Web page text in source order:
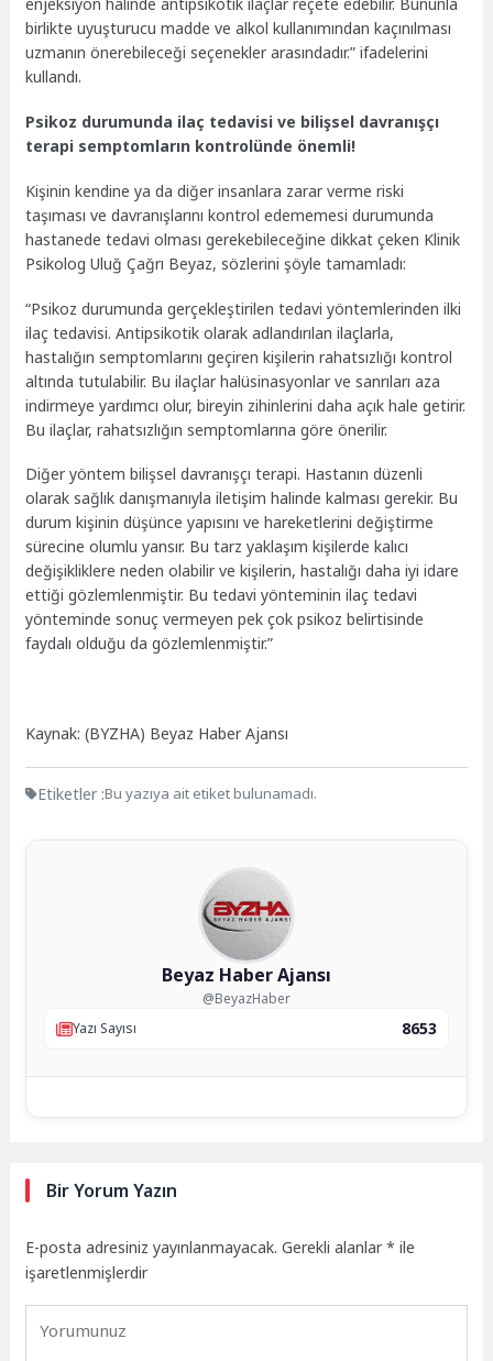
enjeksiyon halinde antipsikotik ilaçlar reçete edebilir. Bununla
birlikte uyuşturucu madde ve alkol kullanımından kaçınılması
uzmanın önerebileceği seçenekler arasındadır.” ifadelerini
kullandı.
Psikoz durumunda ilaç tedavisi ve bilişsel davranışçı
terapi semptomların kontrolünde önemli!
Kişinin kendine ya da diğer insanlara zarar verme riski
taşıması ve davranışlarını kontrol edememesi durumunda
hastanede tedavi olması gerekebileceğine dikkat çeken Klinik
Psikolog Uluğ Çağrı Beyaz, sözlerini şöyle tamamladı:
“Psikoz durumunda gerçekleştirilen tedavi yöntemlerinden ilki
ilaç tedavisi. Antipsikotik olarak adlandırılan ilaçlarla,
hastalığın semptomlarını geçiren kişilerin rahatsızlığı kontrol
altında tutulabilir. Bu ilaçlar halüsinasyonlar ve sanrıları aza
indirmeye yardımcı olur, bireyin zihinlerini daha açık hale getirir.
Bu ilaçlar, rahatsızlığın semptomlarına göre önerilir.
Diğer yöntem bilişsel davranışçı terapi. Hastanın düzenli
olarak sağlık danışmanıyla iletişim halinde kalması gerekir. Bu
durum kişinin düşünce yapısını ve hareketlerini değiştirme
sürecine olumlu yansır. Bu tarz yaklaşım kişilerde kalıcı
değişikliklere neden olabilir ve kişilerin, hastalığı daha iyi idare
ettiği gözlemlenmiştir. Bu tedavi yönteminin ilaç tedavi
yönteminde sonuç vermeyen pek çok psikoz belirtisinde
faydalı olduğu da gözlemlenmiştir.”
Kaynak: (BYZHA) Beyaz Haber Ajansı
Etiketler :Bu yazıya ait etiket bulunamadı.
Beyaz Haber Ajansı
@BeyazHaber
Yazı Sayısı
8653
Bir Yorum Yazın
E-posta adresiniz yayınlanmayacak. Gerekli alanlar* ile
işaretlenmişlerdir